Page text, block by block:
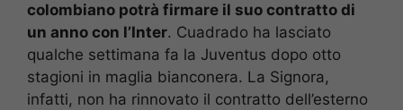
colombiano potrà firmare il suo contratto di
un anno con l’Inter. Cuadrado ha lasciato
qualche settimana fa la Juventus dopo otto
stagioni in maglia bianconera. La Signora,
infatti, non ha rinnovato il contratto dell’esterno